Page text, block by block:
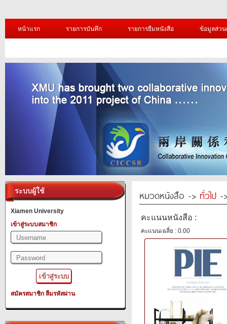
หน้าแรก รายการบันทึก รายการยืมหนังสือ ข้อมูลส่ว
ระบบผู้ใช้
Xiamen University
เข้าสู่ระบบสมาชิก
สมัครสมาชิก ลืมรหัสผ่าน
หมวดหนังสือ -> ทั่วไป -
คะแนนหนังสือ :
คะแนนเฉลี่ย : 0.00